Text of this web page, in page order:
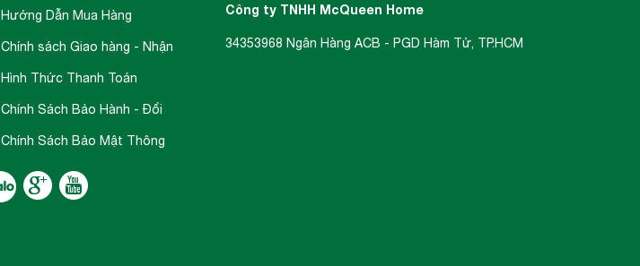
Hướng Dẫn Mua Hàng
Chính sách Giao hàng - Nhận
hàng
Hình Thức Thanh Toán
Chính Sách Bảo Hành - Đổi
Trả
Chính Sách Bảo Mật Thông
Tin
Công ty TNHH McQueen Home
34353968 Ngân Hàng ACB - PGD Hàm Tử, TP.HCM